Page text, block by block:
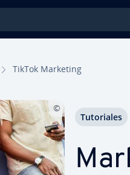
TikTok Marketing
Tu­to­ria­les